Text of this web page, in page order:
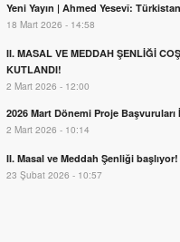
Yeni Yayın | Ahmed Yesevî:
18 Mart 2026 - 14:58
II. MASAL VE MEDDAH ŞENLİĞİ
KUTLANDI!
2 Mart 2026 - 12:00
2026 Mart Dönemi Proje Başvuruları
2 Mart 2026 - 10:14
II. Masal ve Meddah Şenliği başlıyor!
23 Şubat 2026 - 10:57